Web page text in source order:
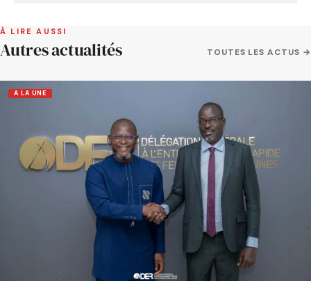
À LIRE AUSSI
Autres actualités TOUTES LES ACTUS →
A LA UNE